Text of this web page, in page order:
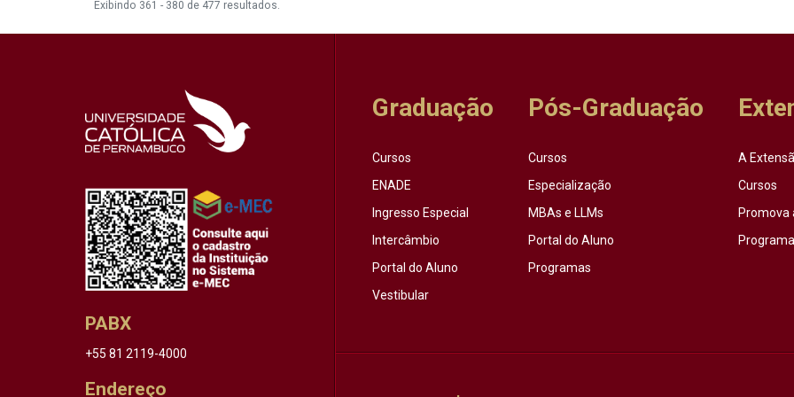
Exibindo 361 - 380 de 477 resultados.
PABX
+55 81 2119-4000
Endereço
Graduação
Cursos
ENADE
Ingresso Especial
Intercâmbio
Portal do Aluno
Vestibular
Pós-Graduação
Cursos
Especialização
MBAs e LLMs
Portal do Aluno
Programas
A
Cursos
Promova